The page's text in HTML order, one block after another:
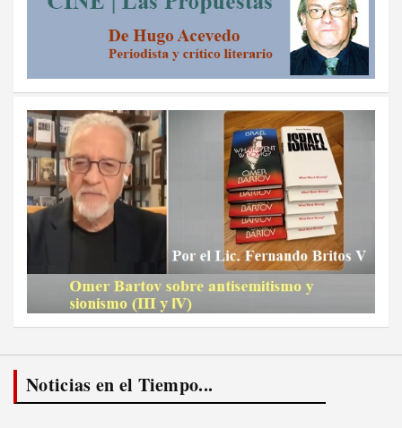
Noticias en el Tiempo...